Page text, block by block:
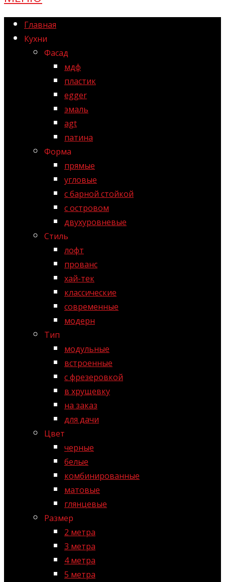
Главная
Кухни
Фасад
мдф
пластик
egger
эмаль
agt
патина
Форма
прямые
угловые
с барной стойкой
с островом
двухуровневые
Стиль
лофт
прованс
хай-тек
классические
современные
модерн
Тип
модульные
встроенные
с фрезеровкой
в хрущевку
на заказ
для дачи
Цвет
черные
белые
комбинированные
матовые
глянцевые
Размер
2 метра
3 метра
4 метра
5 метра